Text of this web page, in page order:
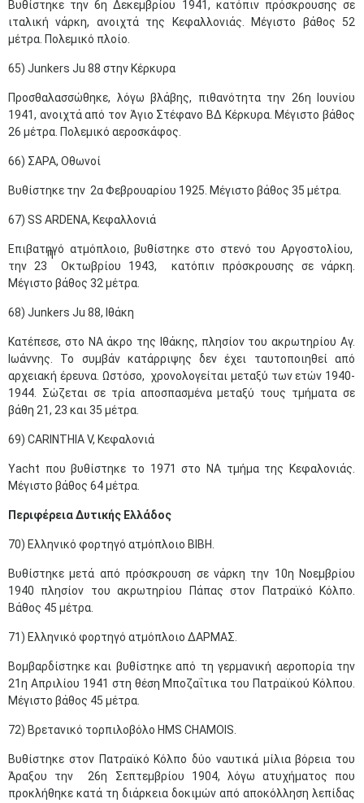
Βυθίστηκε την 6η Δεκεμβρίου 1941, κατόπιν πρόσκρουσης σε
ιταλική νάρκη, ανοιχτά της Κεφαλλονιάς. Μέγιστο βάθος 52
μέτρα. Πολεμικό πλοίο.
65) Junkers Ju 88 στην Κέρκυρα
Προσθαλασσώθηκε, λόγω βλάβης, πιθανότητα την 26η Ιουνίου
1941, ανοιχτά από τον Άγιο Στέφανο ΒΔ Κέρκυρα. Μέγιστο βάθος
26 μέτρα. Πολεμικό αεροσκάφος.
66) ΣΑΡΑ, Οθωνοί
Βυθίστηκε την 2α Φεβρουαρίου 1925. Μέγιστο βάθος 35 μέτρα.
67) SS ARDENA, Κεφαλλονιά
Επιβατηγό ατμόπλοιο, βυθίστηκε στο στενό του Αργοστολίου,
την 23
η
Οκτωβρίου 1943, κατόπιν πρόσκρουσης σε νάρκη.
Μέγιστο βάθος 32 μέτρα.
68) Junkers Ju 88, Ιθάκη
Κατέπεσε, στο ΝΑ άκρο της Ιθάκης, πλησίον του ακρωτηρίου Αγ.
Ιωάννης. Το συμβάν κατάρριψης δεν έχει ταυτοποιηθεί από
αρχειακή έρευνα. Ωστόσο, χρονολογείται μεταξύ των ετών 1940-
1944. Σώζεται σε τρία αποσπασμένα μεταξύ τους τμήματα σε
βάθη 21, 23 και 35 μέτρα.
69) CARINTHIA V, Κεφαλονιά
Yacht που βυθίστηκε το 1971 στο ΝΑ τμήμα της Κεφαλονιάς.
Μέγιστο βάθος 64 μέτρα.
Περιφέρεια Δυτικής Ελλάδος
70) Ελληνικό φορτηγό ατμόπλοιο ΒΙΒΗ.
Βυθίστηκε μετά από πρόσκρουση σε νάρκη την 10η Νοεμβρίου
1940 πλησίον του ακρωτηρίου Πάπας στον Πατραϊκό Κόλπο.
Βάθος 45 μέτρα.
71) Ελληνικό φορτηγό ατμόπλοιο ΔΑΡΜΑΣ.
Βομβαρδίστηκε και βυθίστηκε από τη γερμανική αεροπορία την
21η Απριλίου 1941 στη θέση Μποζαΐτικα του Πατραϊκού Κόλπου.
Μέγιστο βάθος 45 μέτρα.
72) Βρετανικό τορπιλοβόλο HMS CHAMOIS.
Βυθίστηκε στον Πατραϊκό Κόλπο δύο ναυτικά μίλια βόρεια του
Άραξου την 26η Σεπτεμβρίου 1904, λόγω ατυχήματος που
προκλήθηκε κατά τη διάρκεια δοκιμών από αποκόλληση λεπίδας